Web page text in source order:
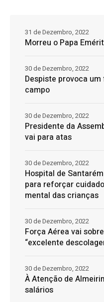
Morreu o Papa
31 de Dezembro, 2022
Despiste provoca
campo
30 de Dezembro, 2022
Presidente da
vai para atas
30 de Dezembro, 2022
Hospital de
para reforçar
mental das crianças
30 de Dezembro, 2022
Força Aérea vai
“excelente
30 de Dezembro, 2022
À Atenção de
salários
30 de Dezembro, 2022